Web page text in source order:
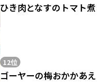
ひき肉となすのトマト煮
12位
ゴーヤーの梅おかかあえ